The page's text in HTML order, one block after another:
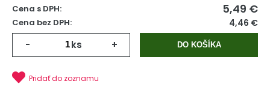
Cena s DPH: 5,49 €
Cena bez DPH: 4,46 €
- ks + DO KOŠÍKA
Pridať do zoznamu